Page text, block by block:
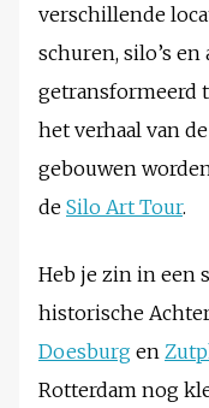
verschillende
schuren, silo’s
getransformeerd
het verhaal van
gebouwen
de Silo Art Tour.
Heb je zin in een
historische
Doesburg en
Rotterdam nog